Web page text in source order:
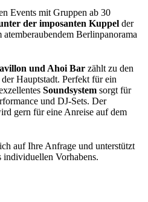
Events mit Gruppen ab 30
der imposanten Kuppel der
Berlinpanorama
und Ahoi Bar zählt zu den
Hauptstadt. Perfekt für ein
Soundsystem sorgt für
und DJ-Sets. Der
gern für eine Anreise auf dem
auf Ihre Anfrage und unterstützt
individuellen Vorhabens.